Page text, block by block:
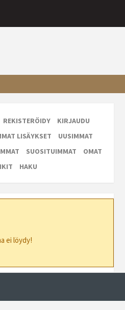
REKISTERÖIDY
KIRJAUDU
LISÄYKSET
UUSIMMAT
SUOSITUIMMAT
OMAT
HAKU
ei löydy!